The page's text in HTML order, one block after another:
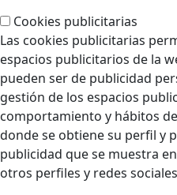
Cookies publicitarias
Las cookies publicitarias
espacios publicitarios de la
pueden ser de publicidad
gestión de los espacios
comportamiento y hábitos
donde se obtiene su perfil y
publicidad que se muestra
otros perfiles y redes